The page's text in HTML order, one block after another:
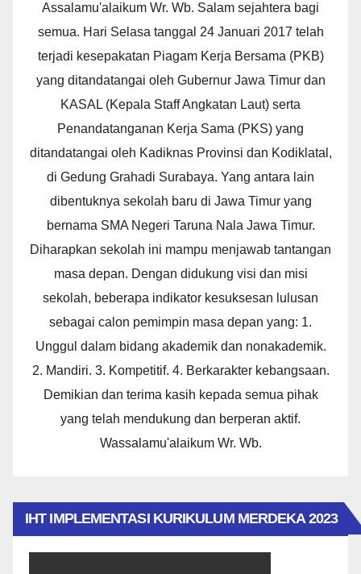
Assalamu'alaikum Wr. Wb. Salam sejahtera bagi
semua. Hari Selasa tanggal 24 Januari 2017 telah
terjadi kesepakatan Piagam Kerja Bersama (PKB)
yang ditandatangai oleh Gubernur Jawa Timur dan
KASAL (Kepala Staff Angkatan Laut) serta
Penandatanganan Kerja Sama (PKS) yang
ditandatangai oleh Kadiknas Provinsi dan Kodiklatal,
di Gedung Grahadi Surabaya. Yang antara lain
dibentuknya sekolah baru di Jawa Timur yang
bernama SMA Negeri Taruna Nala Jawa Timur.
Diharapkan sekolah ini mampu menjawab tantangan
masa depan. Dengan didukung visi dan misi
sekolah, beberapa indikator kesuksesan lulusan
sebagai calon pemimpin masa depan yang: 1.
Unggul dalam bidang akademik dan nonakademik.
2. Mandiri. 3. Kompetitif. 4. Berkarakter kebangsaan.
Demikian dan terima kasih kepada semua pihak
yang telah mendukung dan berperan aktif.
Wassalamu'alaikum Wr. Wb.
IHT IMPLEMENTASI KURIKULUM MERDEKA 2023